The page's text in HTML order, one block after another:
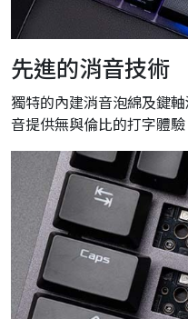
先進的消音技術
獨特的內建消音泡綿及鍵
音提供無與倫比的打字體驗